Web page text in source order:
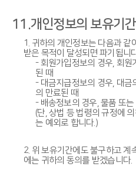
11.개인정보의 보유기
1. 귀하의 개인정보는 다음과 같
받은 목적이 달성되면 파기됩니
- 회원가입정보의 경우, 회원
된 때
- 대금지급정보의 경우, 대금
의 만료된 때
- 배송정보의 경우, 물품 또
(단, 상법 등 법령의 규정에
는 예외로 합니다.)
2. 위 보유기간에도 불구하고 계
에는 귀하의 동의를 받겠습니다.